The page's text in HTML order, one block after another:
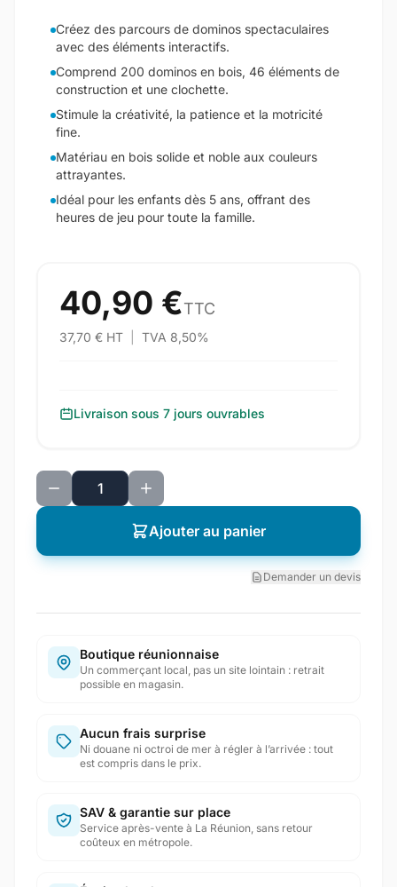
Créez des parcours de dominos spectaculaires
avec des éléments interactifs.
Comprend 200 dominos en bois, 46 éléments de
construction et une clochette.
Stimule la créativité, la patience et la motricité
fine.
Matériau en bois solide et noble aux couleurs
attrayantes.
Idéal pour les enfants dès 5 ans, offrant des
heures de jeu pour toute la famille.
40,90 €TTC
37,70 € HT TVA 8,50%
Livraison sous 7 jours ouvrables
Ajouter au panier
Demander un devis
Boutique réunionnaise
Un commerçant local, pas un site lointain : retrait
possible en magasin.
Aucun frais surprise
Ni douane ni octroi de mer à régler à l’arrivée : tout
est compris dans le prix.
SAV & garantie sur place
Service après-vente à La Réunion, sans retour
coûteux en métropole.